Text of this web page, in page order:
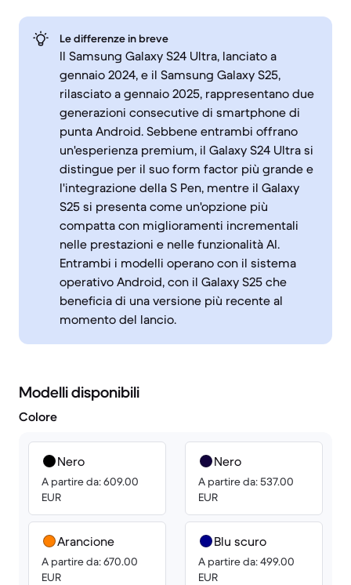
Le differenze in breve
Il Samsung Galaxy S24 Ultra, lanciato a
gennaio 2024, e il Samsung Galaxy S25,
rilasciato a gennaio 2025, rappresentano due
generazioni consecutive di smartphone di
punta Android. Sebbene entrambi offrano
un'esperienza premium, il Galaxy S24 Ultra si
distingue per il suo form factor più grande e
l'integrazione della S Pen, mentre il Galaxy
S25 si presenta come un'opzione più
compatta con miglioramenti incrementali
nelle prestazioni e nelle funzionalità AI.
Entrambi i modelli operano con il sistema
operativo Android, con il Galaxy S25 che
beneficia di una versione più recente al
momento del lancio.
Modelli disponibili
Colore
Nero
A partire da: 609.00
EUR
Arancione
A partire da: 670.00
EUR
Nero
A partire da: 537.00
EUR
Blu scuro
A partire da: 499.00
EUR